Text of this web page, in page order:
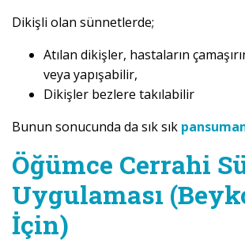
Dikişli olan sünnetlerde;
Atılan dikişler, hastaların
veya yapışabilir,
Dikişler bezlere takılabilir
Bunun sonucunda da sık sık
Öğümce Cerrahi
Uygulaması
İçin)